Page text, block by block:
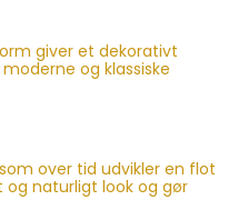
giver et dekorativt
og klassiske
over tid udvikler en flot
naturligt look og gør